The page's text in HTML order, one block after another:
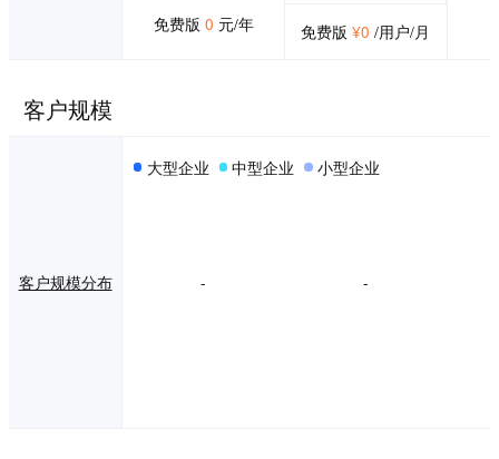
免费版 0 元/年
免费版¥0 /用户/月
客户规模
客户规模分布
大型企业 中型企业 小型企业
- -